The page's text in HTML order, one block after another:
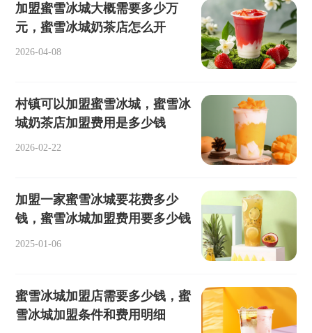
加盟蜜雪冰城大概需要多少万
元，蜜雪冰城奶茶店怎么开
2026-04-08
村镇可以加盟蜜雪冰城，蜜雪冰
城奶茶店加盟费用是多少钱
2026-02-22
加盟一家蜜雪冰城要花费多少
钱，蜜雪冰城加盟费用要多少钱
2025-01-06
蜜雪冰城加盟店需要多少钱，蜜
雪冰城加盟条件和费用明细